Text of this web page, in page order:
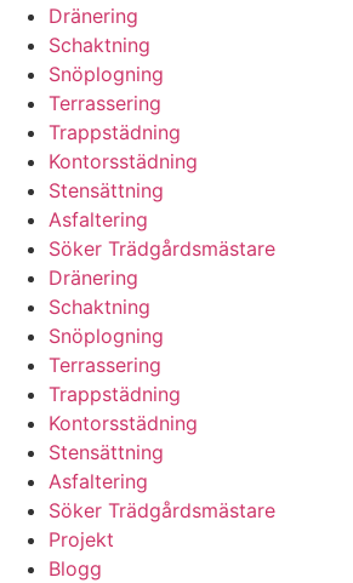
Dränering
Schaktning
Snöplogning
Terrassering
Trappstädning
Kontorsstädning
Stensättning
Asfaltering
Söker Trädgårdsmästare
Dränering
Schaktning
Snöplogning
Terrassering
Trappstädning
Kontorsstädning
Stensättning
Asfaltering
Söker Trädgårdsmästare
Projekt
Blogg